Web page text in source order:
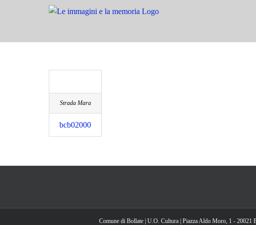
Strada Mara
bcb02000
Comune di Bollate | U.O. Cultura | Piazza Aldo Moro, 1 - 20021